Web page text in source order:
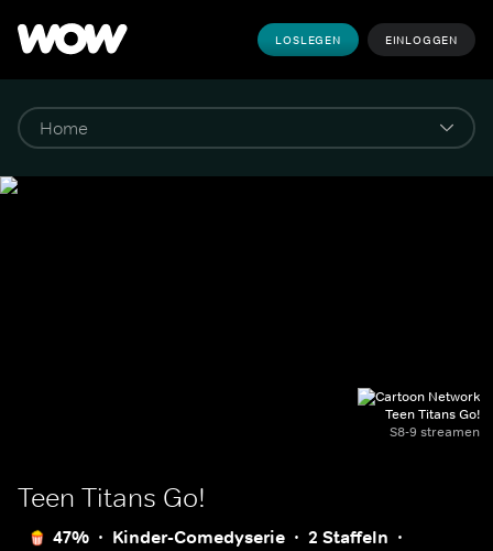
LOSLEGEN EINLOGGEN
Teen Titans Go!
S8-9 streamen
Teen Titans Go!
47% Kinder-Comedyserie
2 Staffeln